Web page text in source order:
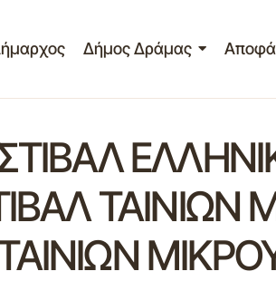
Δήμος Δράμας